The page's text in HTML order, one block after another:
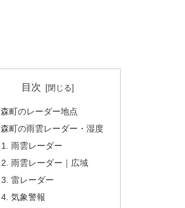
目次
森町のレーダー地点
森町の雨雲レーダー・湿度
雨雲レーダー
雨雲レーダー｜広域
雷レーダー
気象警報